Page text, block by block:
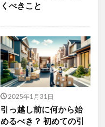
くべきこと
2025年1月31日
引っ越し前に何から始
めるべき？ 初めての引